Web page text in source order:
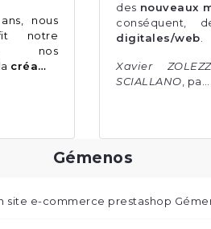
nous
notre
nos
créa…
des nouveaux
conséquent,
digitales/web.
Xavier
SCIALLANO, pa…
Gémenos
site e-commerce prestashop